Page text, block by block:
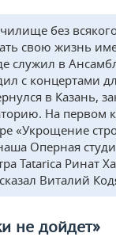
без
свою жизнь
служил в
с концертами
в Казань,
На первом
«Укрощение
Оперная
Tatarica Ринат
Виталий
не дойдет»